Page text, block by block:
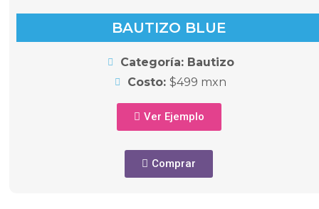
BAUTIZO BLUE
Categoría: Bautizo
Costo:$499 mxn
Ver Ejemplo
Comprar